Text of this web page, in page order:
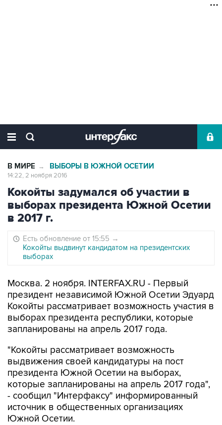
В МИРЕ → ВЫБОРЫ В ЮЖНОЙ ОСЕТИИ
14:22, 2 ноября 2016
Кокойты задумался об участии в
выборах президента Южной Осетии
в 2017 г.
Есть обновление от 15:55 →
Кокойты выдвинут кандидатом на президентских
выборах
Москва. 2 ноября. INTERFAX.RU - Первый
президент независимой Южной Осетии Эдуард
Кокойты рассматривает возможность участия в
выборах президента республики, которые
запланированы на апрель 2017 года.
"Кокойты рассматривает возможность
выдвижения своей кандидатуры на пост
президента Южной Осетии на выборах,
которые запланированы на апрель 2017 года",
- сообщил "Интерфаксу" информированный
источник в общественных организациях
Южной Осетии.